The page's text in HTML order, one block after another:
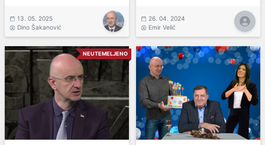
13. 05. 2025
Dino Šakanović
26. 04. 2024
Emir Velić
NEUTEMELJENO